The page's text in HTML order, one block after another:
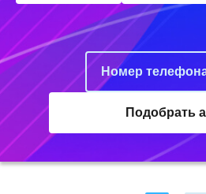
Подобрать